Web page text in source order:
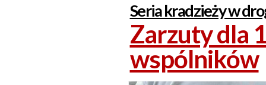
Seria kradzieży w
Zarzuty dla
wspólników